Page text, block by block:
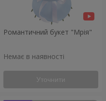
Романтичний букет "Мрія"
Немає в наявності
Уточнити